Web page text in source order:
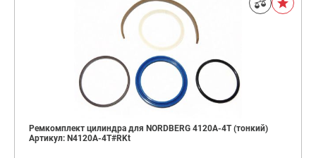
Ремкомплект цилиндра для NORDBERG 4120A-4T (тонкий)
Артикул: N4120A-4T#RKt